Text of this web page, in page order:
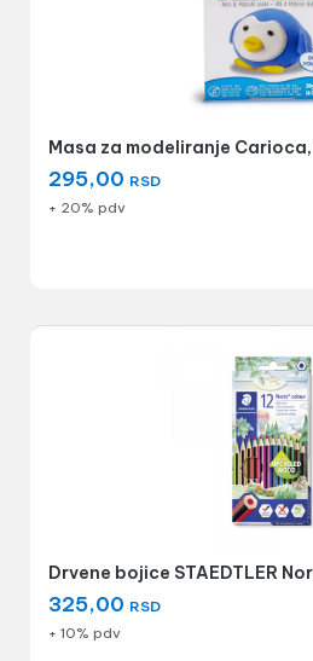
Masa za modeliranje
295,00 RSD
+ 20% pdv
Drvene bojice STAEDTLER
325,00 RSD
+ 10% pdv